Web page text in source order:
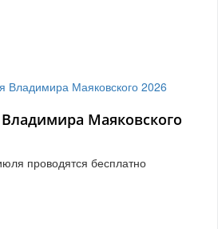
Маяковского
проводятся бесплатно